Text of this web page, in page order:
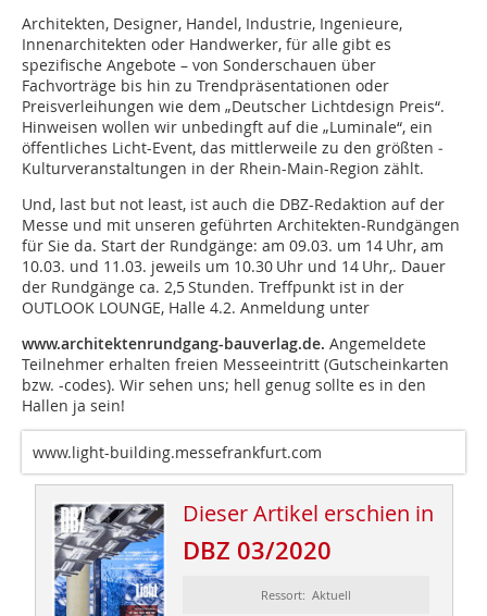
Architekten, Designer, Handel, Industrie, Ingenieure,
Innenarchitekten oder Handwerker, für alle gibt es
spezifische Angebote – von Sonderschauen über
Fachvorträge bis hin zu Trendpräsen­tationen oder
Preisverleihungen wie dem „Deutscher Lichtdesign Preis“.
Hinweisen wollen wir unbedingft auf die „Luminale“, ein
öffentliches Licht-Event, das mittlerweile zu den größten ­
Kulturveranstaltungen in der Rhein-Main-Region zählt.
Und, last but not least, ist auch die DBZ-Redaktion auf der
Messe und mit unseren geführten Architekten-Rundgängen
für Sie da. Start der Rundgänge: am 09.03. um 14 Uhr, am
10.03. und 11.03. jeweils um 10.30 Uhr und 14 Uhr,. Dauer
der Rundgänge ca. 2,5 Stunden. Treffpunkt ist in der
OUTLOOK LOUNGE, Halle 4.2. Anmeldung unter
www.architektenrundgang-bauverlag.de. Angemeldete
Teilnehmer erhalten freien Messeeintritt (Gutscheinkarten
bzw. -codes). Wir sehen uns; hell genug sollte es in den
Hallen ja sein!
www.light-building.messefrankfurt.com
Dieser Artikel erschien in
DBZ 03/2020
Ressort: Aktuell